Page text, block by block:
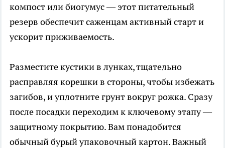
компост или биогумус — этот питательный
резерв обеспечит саженцам активный старт и
ускорит приживаемость.
Разместите кустики в лунках, тщательно
расправляя корешки в стороны, чтобы избежать
загибов, и уплотните грунт вокруг рожка. Сразу
после посадки переходим к ключевому этапу —
защитному покрытию. Вам понадобится
обычный бурый упаковочный картон. Важный